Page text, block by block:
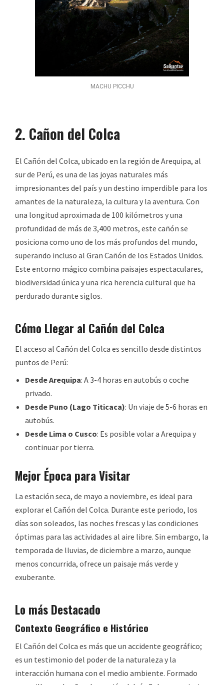
MACHU PICCHU
2. Cañon del Colca
El Cañón del Colca, ubicado en la región de Arequipa, al
sur de Perú, es una de las joyas naturales más
impresionantes del país y un destino imperdible para los
amantes de la naturaleza, la cultura y la aventura. Con
una longitud aproximada de 100 kilómetros y una
profundidad de más de 3,400 metros, este cañón se
posiciona como uno de los más profundos del mundo,
superando incluso al Gran Cañón de los Estados Unidos.
Este entorno mágico combina paisajes espectaculares,
biodiversidad única y una rica herencia cultural que ha
perdurado durante siglos.
Cómo Llegar al Cañón del Colca
El acceso al Cañón del Colca es sencillo desde distintos
puntos de Perú:
Desde Arequipa: A 3-4 horas en autobús o coche
privado.
Desde Puno (Lago Titicaca): Un viaje de 5-6 horas en
autobús.
Desde Lima o Cusco: Es posible volar a Arequipa y
continuar por tierra.
Mejor Época para Visitar
La estación seca, de mayo a noviembre, es ideal para
explorar el Cañón del Colca. Durante este periodo, los
días son soleados, las noches frescas y las condiciones
óptimas para las actividades al aire libre. Sin embargo, la
temporada de lluvias, de diciembre a marzo, aunque
menos concurrida, ofrece un paisaje más verde y
exuberante.
Lo más Destacado
Contexto Geográfico e Histórico
El Cañón del Colca es más que un accidente geográfico;
es un testimonio del poder de la naturaleza y la
interacción humana con el medio ambiente. Formado